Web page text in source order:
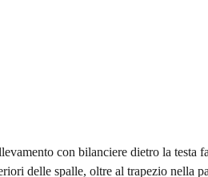
con bilanciere dietro la testa
delle spalle, oltre al trapezio nella